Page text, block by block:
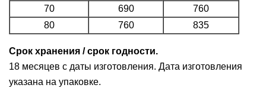
70
690
760
80
760 835
Срок хранения / срок годности.
18 месяцев с даты изготовления. Дата изготовления
указана на упаковке.